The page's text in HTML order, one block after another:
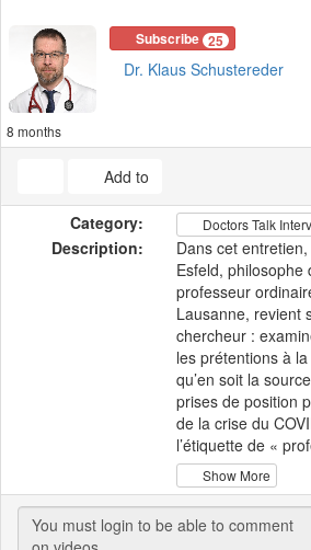
Subscribe 25
Dr. Klaus Schustereder
8 months
Add to
Category: Doctors Talk
Description:
Dans cet
Esfeld, philosophe
professeur
Lausanne, revient
chercheur :
les prétentions à
qu’en soit la
prises de position
de la crise du
l’étiquette de «
rappelant que la
de garantir la
argumenté et la
évidences
Show More